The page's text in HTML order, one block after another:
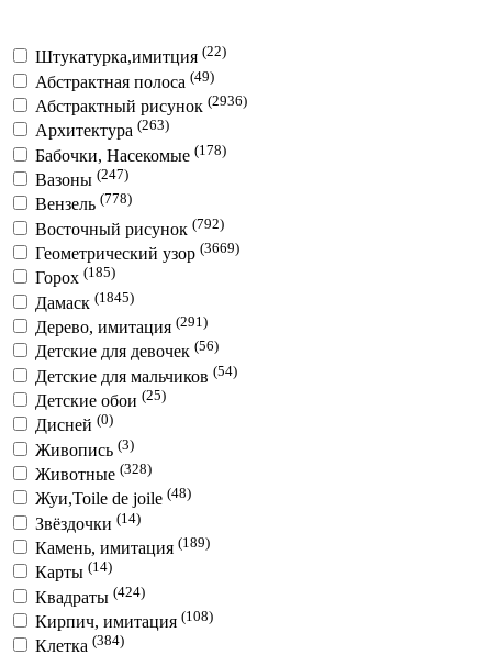
Штукатурка,имитция (22)
Абстрактная полоса (49)
Абстрактный рисунок (2936)
Архитектура (263)
Бабочки, Насекомые (178)
Вазоны (247)
Вензель (778)
Восточный рисунок (792)
Геометрический узор (3669)
Горох (185)
Дамаск (1845)
Дерево, имитация (291)
Детские для девочек (56)
Детские для мальчиков (54)
Детские обои (25)
Дисней (0)
Живопись (3)
Животные (328)
Жуи,Toile de joile (48)
Звёздочки (14)
Камень, имитация (189)
Карты (14)
Квадраты (424)
Кирпич, имитация (108)
Клетка (384)